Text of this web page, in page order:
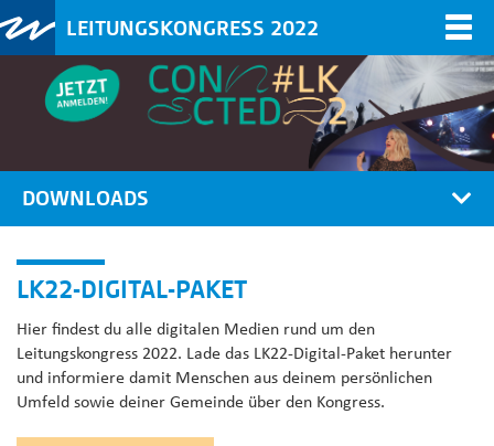
LEITUNGSKONGRESS 2022
DOWNLOADS
LK22-DIGITAL-PAKET
Hier findest du alle digitalen Medien rund um den
Leitungskongress 2022. Lade das LK22-Digital-Paket herunter
und informiere damit Menschen aus deinem persönlichen
Umfeld sowie deiner Gemeinde über den Kongress.